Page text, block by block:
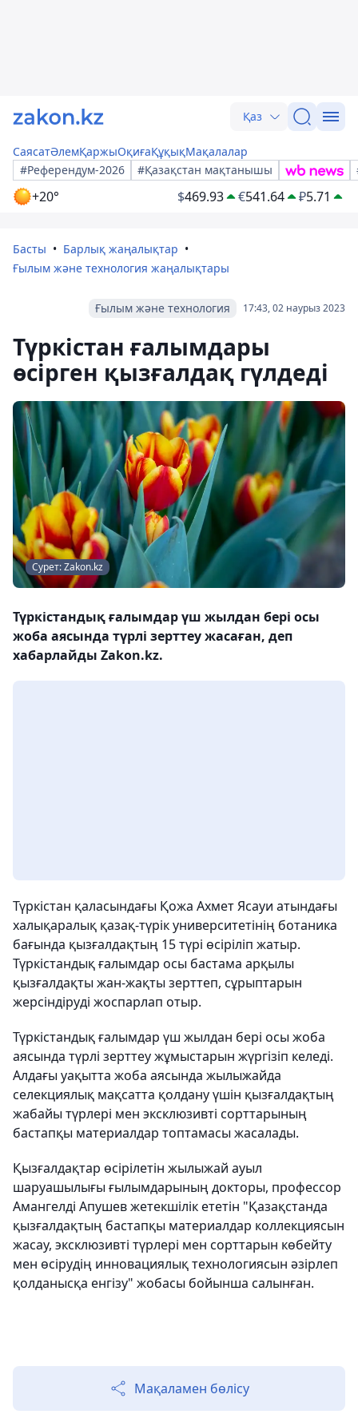
Қаз
СаясатӘлемҚаржыОқиғаҚұқықМақалалар
#Референдум-2026
#Қазақстан мақтанышы
+20° $469.93 €541.64 ₽5.71
Басты
Барлық жаңалықтар
Ғылым және технология жаңалықтары
17:43, 02 наурыз 2023
Ғылым және технология
Түркістан ғалымдары
өсірген қызғалдақ гүлдеді
Сурет: Zakon.kz
Түркістандық ғалымдар үш жылдан бері осы
жоба аясында түрлі зерттеу жасаған, деп
хабарлайды Zakon.kz.
Түркістан қаласындағы Қожа Ахмет Ясауи атындағы
халықаралық қазақ-түрік университетінің ботаника
бағында қызғалдақтың 15 түрі өсіріліп жатыр.
Түркістандық ғалымдар осы бастама арқылы
қызғалдақты жан-жақты зерттеп, сұрыптарын
жерсіндіруді жоспарлап отыр.
Түркістандық ғалымдар үш жылдан бері осы жоба
аясында түрлі зерттеу жұмыстарын жүргізіп келеді.
Алдағы уақытта жоба аясында жылыжайда
селекциялық мақсатта қолдану үшін қызғалдақтың
жабайы түрлері мен эксклюзивті сорттарының
бастапқы материалдар топтамасы жасалады.
Қызғалдақтар өсірілетін жылыжай ауыл
шаруашылығы ғылымдарының докторы, профессор
Амангелді Апушев жетекшілік ететін "Қазақстанда
қызғалдақтың бастапқы материалдар коллекциясын
жасау, эксклюзивті түрлері мен сорттарын көбейту
мен өсірудің инновациялық технологиясын әзірлеп
қолданысқа енгізу" жобасы бойынша салынған.
Мақаламен бөлісу